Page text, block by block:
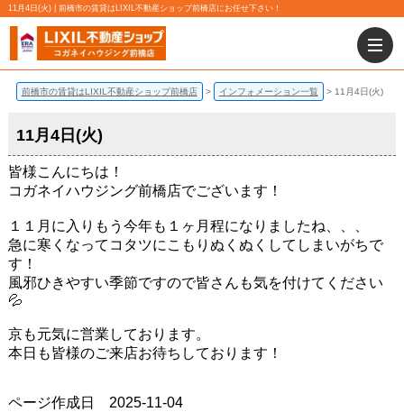
11月4日(火) | 前橋市の賃貸はLIXIL不動産ショップ前橋店にお任せ下さい！
前橋市の賃貸はLIXIL不動産ショップ前橋店 インフォメーション一覧 11月4日(火)
11月4日(火)
皆様こんにちは！
コガネイハウジング前橋店でございます！
１１月に入りもう今年も１ヶ月程になりましたね、、、
急に寒くなってコタツにこもりぬくぬくしてしまいがちで
す！
風邪ひきやすい季節ですので皆さんも気を付けてください
💦
京も元気に営業しております。
本日も皆様のご来店お待ちしております！
ページ作成日 2025-11-04